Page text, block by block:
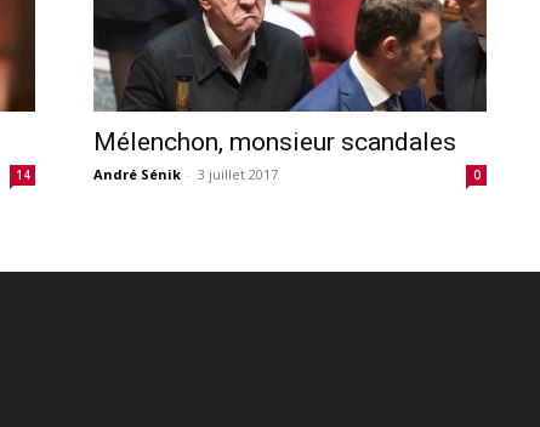
14
Mélenchon, monsieur scandales
André Sénik - 3 juillet 2017 0